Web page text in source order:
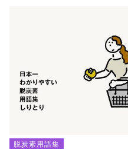
脱炭素用語集